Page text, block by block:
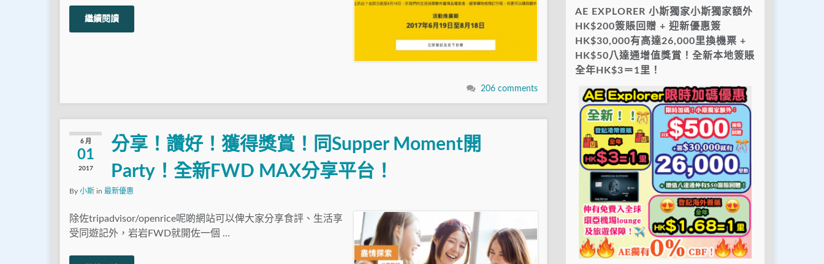
繼續閱讀
206 comments
6 月
01
2017
分享！讚好！獲得獎賞！同Supper Moment開
Party！全新FWD MAX分享平台！
By 小斯 in 最新優惠
除佐tripadvisor/openrice呢啲網站可以俾大家分享食評、生活享
受同遊記外，岩岩FWD就開佐一個 …
AE EXPLORER 小斯獨家小斯獨家額外
HK$200簽賬回贈 + 迎新優惠簽
HK$30,000有高達26,000里換機票 +
HK$50八達通增值獎賞！全新本地簽賬
全年HK$3＝1里！